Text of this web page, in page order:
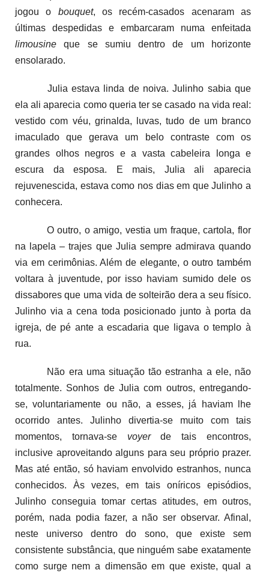
jogou o bouquet, os recém-casados acenaram as
últimas despedidas e embarcaram numa enfeitada
limousine que se sumiu dentro de um horizonte
ensolarado.
Julia estava linda de noiva. Julinho sabia que
ela ali aparecia como queria ter se casado na vida real:
vestido com véu, grinalda, luvas, tudo de um branco
imaculado que gerava um belo contraste com os
grandes olhos negros e a vasta cabeleira longa e
escura da esposa. E mais, Julia ali aparecia
rejuvenescida, estava como nos dias em que Julinho a
conhecera.
O outro, o amigo, vestia um fraque, cartola, flor
na lapela – trajes que Julia sempre admirava quando
via em cerimônias. Além de elegante, o outro também
voltara à juventude, por isso haviam sumido dele os
dissabores que uma vida de solteirão dera a seu físico.
Julinho via a cena toda posicionado junto à porta da
igreja, de pé ante a escadaria que ligava o templo à
rua.
Não era uma situação tão estranha a ele, não
totalmente. Sonhos de Julia com outros, entregando-
se, voluntariamente ou não, a esses, já haviam lhe
ocorrido antes. Julinho divertia-se muito com tais
momentos, tornava-se voyerde tais encontros,
inclusive aproveitando alguns para seu próprio prazer.
Mas até então, só haviam envolvido estranhos, nunca
conhecidos. Às vezes, em tais oníricos episódios,
Julinho conseguia tomar certas atitudes, em outros,
porém, nada podia fazer, a não ser observar. Afinal,
neste universo dentro do sono, que existe sem
consistente substância, que ninguém sabe exatamente
como surge nem a dimensão em que existe, qual a